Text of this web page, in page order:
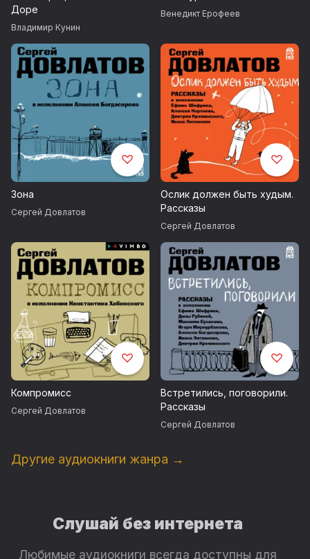
Доре
Владимир Кунин
Венедикт Ерофеев
Зона
Сергей Довлатов
Ослик должен быть худым.
Рассказы
Сергей Довлатов
Компромисс
Сергей Довлатов
Встретились, поговорили.
Рассказы
Сергей Довлатов
Другие аудиокниги жанра →
Слушай без интернета
Любимые аудиокниги всегда доступны для